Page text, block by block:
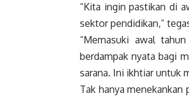
“Kita ingin pastikan di
sektor pendidikan,”
“Memasuki awal
berdampak nyata bagi
sarana. Ini ikhtiar untuk
Tak hanya